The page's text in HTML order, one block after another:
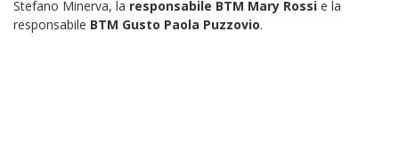
Stefano Minerva, la responsabile BTM Mary Rossi e la
responsabile BTM Gusto Paola Puzzovio.